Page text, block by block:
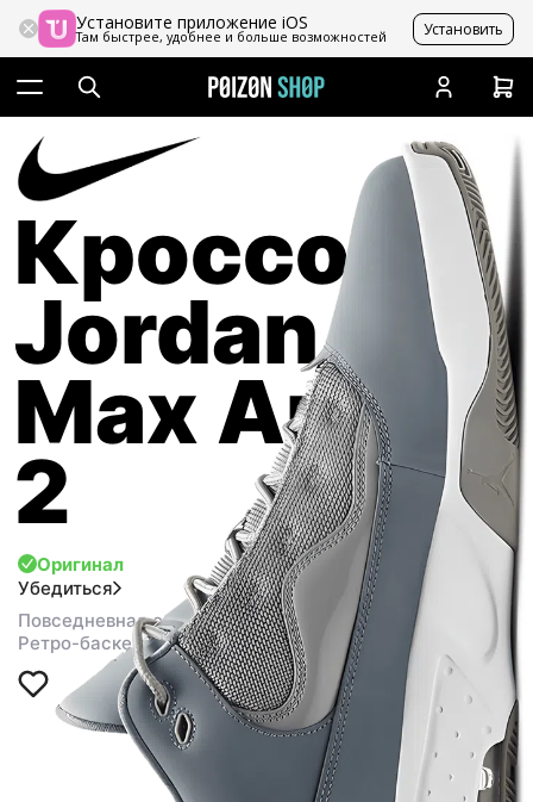
Установите приложение iOS
Там быстрее, удобнее и больше возможностей Установить
Кроссовки
Jordan
Max Aura
2
Оригинал
Убедиться
Повседневная обувь
Ретро-баскетбольные